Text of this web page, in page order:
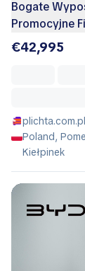
Bogate
Promocyjne
€42,995
plichta.com.pl
Poland,
Kiełpinek